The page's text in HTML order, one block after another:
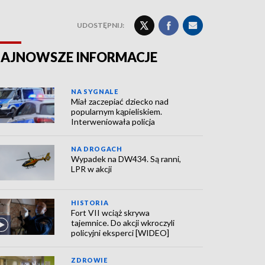
UDOSTĘPNIJ:
INFORMACJE
NA SYGNALE
Miał zaczepiać dziecko nad
popularnym kąpieliskiem.
Interweniowała policja
NA DROGACH
Wypadek na DW434. Są ranni,
LPR w akcji
HISTORIA
Fort VII wciąż skrywa
tajemnice. Do akcji wkroczyli
policyjni eksperci [WIDEO]
ZDROWIE